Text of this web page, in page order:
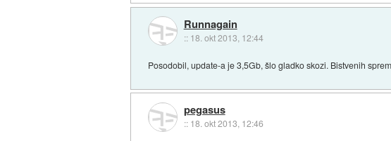
Runnagain
:: 18. okt 2013, 12:44
Posodobil, update-a je 3,5Gb, šlo gladko skozi. Bistvenih
pegasus
:: 18. okt 2013, 12:46